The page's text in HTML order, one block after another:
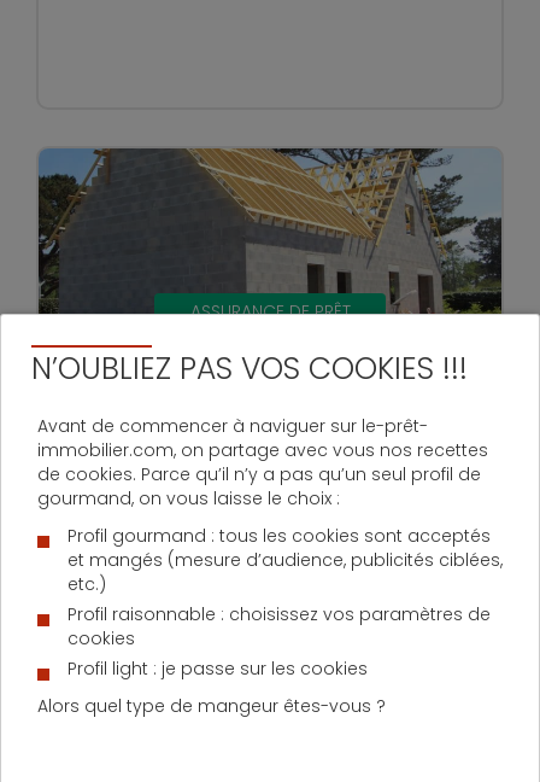
ASSURANCE DE PRÊT
mardi 24 février 2026
recours pour le client ?
Un chantier qui s’arrête du jour au lendemain
sans explications expose le propriétaire à
des retards, des surcoûts et parfois à un
crédit immobilier qui continue d'être prélevé.
Mais des ...
N’OUBLIEZ PAS VOS COOKIES !!!
Avant de commencer à naviguer sur le-prêt-
immobilier.com, on partage avec vous nos recettes
de cookies. Parce qu’il n’y a pas qu’un seul profil de
gourmand, on vous laisse le choix :
Profil gourmand : tous les cookies sont acceptés
et mangés (mesure d’audience, publicités ciblées,
etc.)
Profil raisonnable : choisissez vos paramètres de
cookies
Profil light : je passe sur les cookies
Alors quel type de mangeur êtes-vous ?